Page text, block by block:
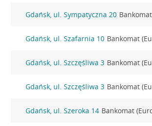
Gdańsk, ul. Sympatyczna 20
Gdańsk, ul. Szafarnia 10 Bankomat
Gdańsk, ul. Szczęśliwa 3 Bankomat
Gdańsk, ul. Szczęśliwa 3 Bankomat
Gdańsk, ul. Szeroka 14 Bankomat